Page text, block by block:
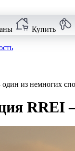
Купить
из немногих
RREI